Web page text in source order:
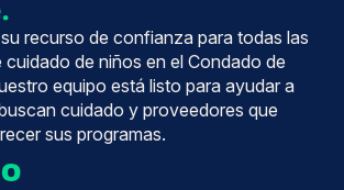
recurso de confianza para todas las
cuidado de niños en el Condado de
equipo está listo para ayudar a
cuidado y proveedores que
sus programas.